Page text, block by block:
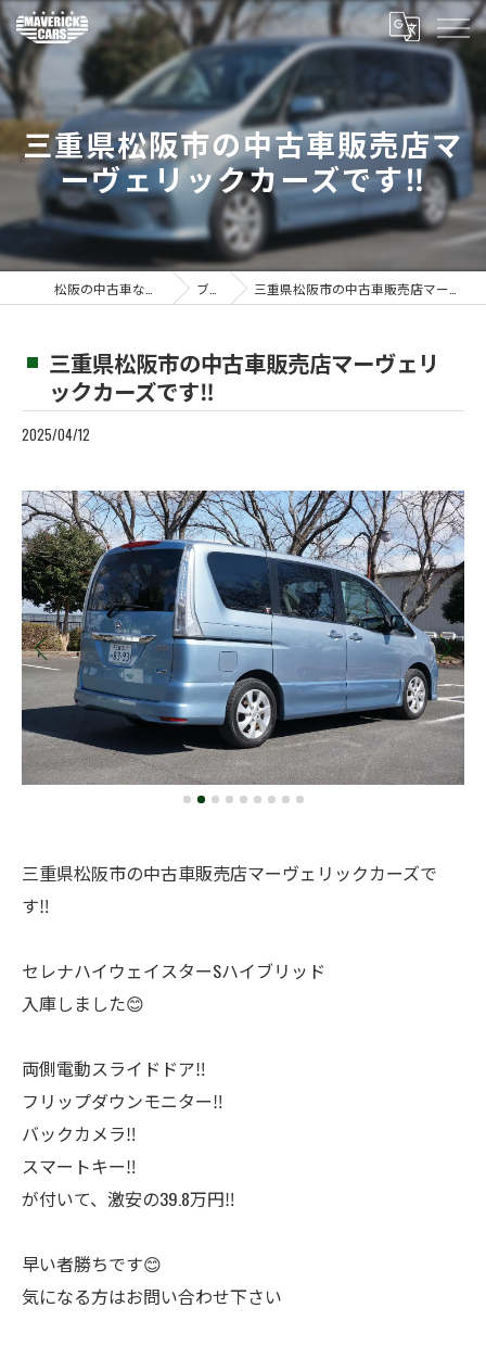
三重県松阪市の中古車販売店マ
ーヴェリックカーズです‼️
ブログ 三重県松阪市の中古車販売店マーヴェリックカーズです‼️
三重県松阪市の中古車販売店マーヴェリ
ックカーズです‼️
2025/04/12
三重県松阪市の中古車販売店マーヴェリックカーズで
す‼️
セレナハイウェイスターSハイブリッド
入庫しました😊
両側電動スライドドア‼️
フリップダウンモニター‼️
バックカメラ‼️
スマートキー‼️
が付いて、激安の39.8万円‼️
早い者勝ちです😊
気になる方はお問い合わせ下さい